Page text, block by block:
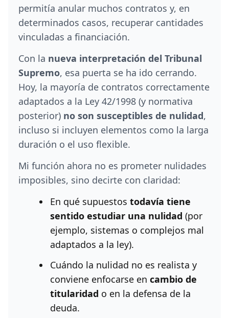
permitía anular muchos contratos y, en
determinados casos, recuperar cantidades
vinculadas a financiación.
Con la nueva interpretación del Tribunal
Supremo, esa puerta se ha ido cerrando.
Hoy, la mayoría de contratos correctamente
adaptados a la Ley 42/1998 (y normativa
posterior) no son susceptibles de nulidad,
incluso si incluyen elementos como la larga
duración o el uso flexible.
Mi función ahora no es prometer nulidades
imposibles, sino decirte con claridad:
En qué supuestos todavía tiene
sentido estudiar una nulidad (por
ejemplo, sistemas o complejos mal
adaptados a la ley).
Cuándo la nulidad no es realista y
conviene enfocarse en cambio de
titularidad o en la defensa de la
deuda.